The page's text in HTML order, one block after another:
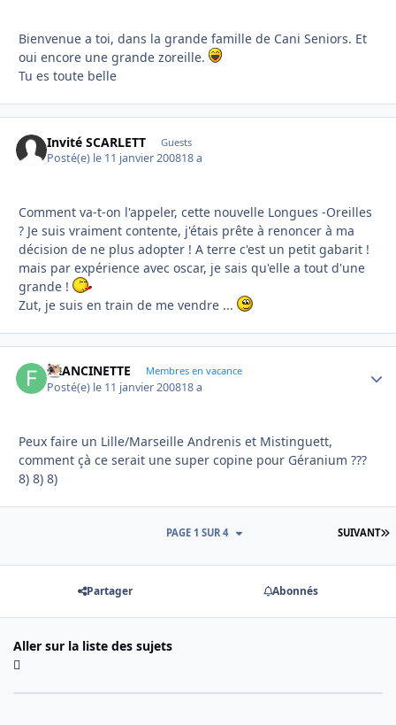
Bienvenue a toi, dans la grande famille de Cani Seniors. Et
oui encore une grande zoreille.
Tu es toute belle
Invité SCARLETT Guests
Posté(e) le 11 janvier 200818 a
Comment va-t-on l'appeler, cette nouvelle Longues -Oreilles
? Je suis vraiment contente, j'étais prête à renoncer à ma
décision de ne plus adopter ! A terre c'est un petit gabarit !
mais par expérience avec oscar, je sais qu'elle a tout d'une
grande !
Zut, je suis en train de me vendre ...
FRANCINETTE Membres en vacance
Posté(e) le 11 janvier 200818 a
Peux faire un Lille/Marseille Andrenis et Mistinguett,
comment çà ce serait une super copine pour Géranium ???
8) 8) 8)
SUIVANT
PAGE 1 SUR 4
Partager Abonnés
Aller sur la liste des sujets